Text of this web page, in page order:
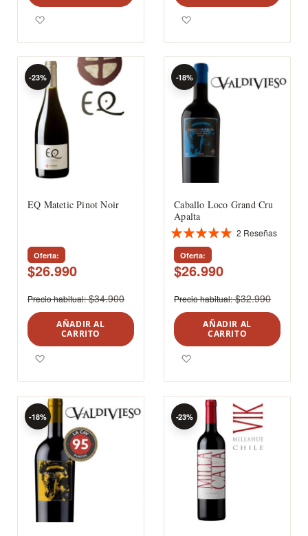
EQ Matetic Pinot Noir
Oferta
$26.990
-23%
Precio habitual $34.900
AÑADIR AL
CARRITO
Caballo Loco Grand Cru
Apalta
Valoración:
100%
2 Reseñas
Oferta
$26.990
-18%
Precio habitual $32.990
AÑADIR AL
CARRITO
-18% -23%